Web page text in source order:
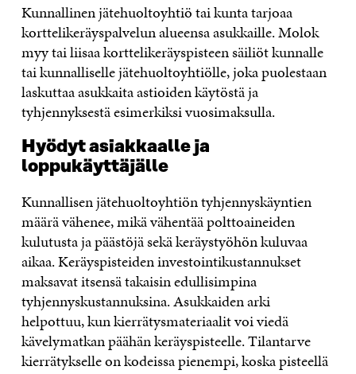
Kunnallinen jätehuoltoyhtiö tai kunta tarjoaa
korttelikeräyspalvelun alueensa asukkaille. Molok
myy tai liisaa korttelikeräyspisteen säiliöt kunnalle
tai kunnalliselle jätehuoltoyhtiölle, joka puolestaan
laskuttaa asukkaita astioiden käytöstä ja
tyhjennyksestä esimerkiksi vuosimaksulla.
Hyödyt asiakkaalle ja
loppukäyttäjälle
Kunnallisen jätehuoltoyhtiön tyhjennyskäyntien
määrä vähenee, mikä vähentää polttoaineiden
kulutusta ja päästöjä sekä keräystyöhön kuluvaa
aikaa. Keräyspisteiden investointikustannukset
maksavat itsensä takaisin edullisimpina
tyhjennyskustannuksina. Asukkaiden arki
helpottuu, kun kierrätysmateriaalit voi viedä
kävelymatkan päähän keräyspisteelle. Tilantarve
kierrätykselle on kodeissa pienempi, koska pisteellä